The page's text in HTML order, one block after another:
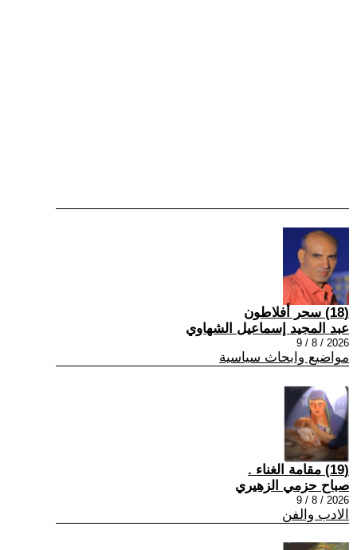
(18) سحر أفلاطون
عبد المجيد إسماعيل الشهاوي
2026 / 8 / 9
مواضيع وابحاث سياسية
(19) مقامة الغناء .
صباح حزمي الزهيري
2026 / 8 / 9
الادب والفن